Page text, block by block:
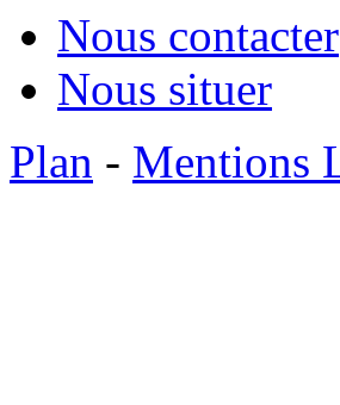
Nous contacter
Nous situer
Plan - Mentions